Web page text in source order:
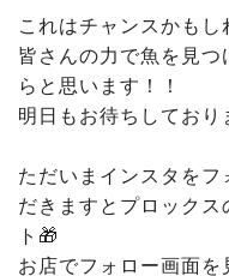
これはチャンスかも
皆さんの力で魚を見つ
らと思います！！
明日もお待ちしてお
ただいまインスタをフ
だきますとプロック
ト🎁
お店でフォロー画面